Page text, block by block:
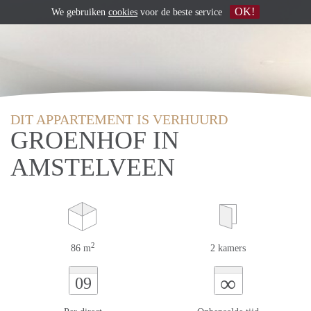
DIT APPARTEMENT IS VERHUURD
GROENHOF IN
AMSTELVEEN
86 m2 2 kamers
09 ∞
We gebruiken cookies voor de beste service OK!